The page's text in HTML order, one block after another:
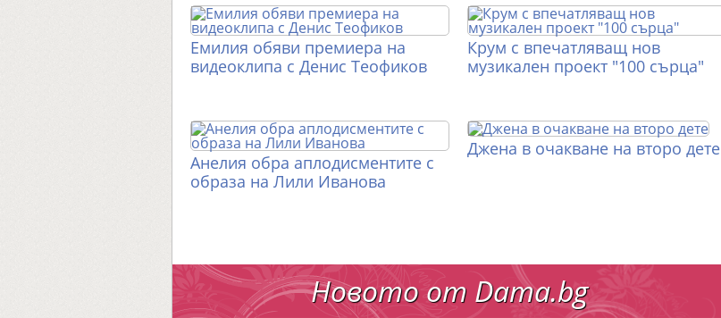
Емилия обяви премиера на
видеоклипа с Денис Теофиков
Крум с впечатляващ нов
музикален проект "100 сърца"
Анелия обра аплодисментите с
образа на Лили Иванова
Джена в очакване на второ дете
Новото от Dama.bg